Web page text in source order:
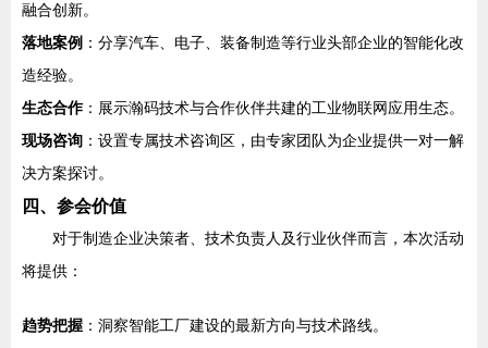
融合创新。
落地案例 ：分享汽车、电子、装备制造等行业头部企业的智能化改
造经验。
生态合作：展示瀚码技术与合作伙伴共建的工业物联网应用生态。
现场咨询 ：设置专属技术咨询区，由专家团队为企业提供一对一解
决方案探讨。
四、参会价值
对于制造企业决策者、技术负责人及行业伙伴而言，本次活动
将提供：
趋势把握 ：洞察智能工厂建设的最新方向与技术路线。